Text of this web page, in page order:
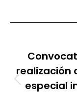
entre
realización
especial